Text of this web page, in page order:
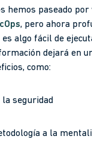
hemos paseado por
, pero ahora
algo fácil de
dejará en
como:
seguridad
a la